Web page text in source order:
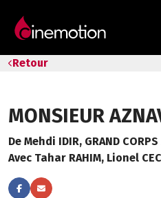
Retour
MONSIEUR
De Mehdi IDIR, GRAND CORPS
Avec Tahar RAHIM, Lionel
Bons cadeaux
Bons plans
Programmes spéciaux